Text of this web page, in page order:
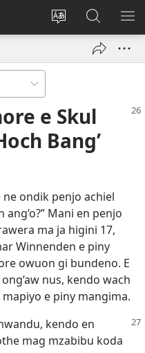
Lok
Donj
(opens
Many
Gimoro
e
e Skul
Bang’
ne ondik penjo achiel
Mani en penjo
ma ja higini 17,
Winnenden e piny
owuon gi bundeno. E
nus, kendo wach
e piny mangima.
kendo en
mag mzabibu koda